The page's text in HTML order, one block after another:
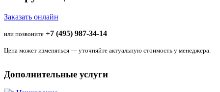
Заказать онлайн
или позвоните +7 (495) 987-34-14
Цена может изменяться — уточняйте актуальную стоимость у менеджера.
Дополнительные услуги